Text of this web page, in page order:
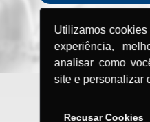
Utilizamos
experiência,
analisar como
site e personalizar
Recusar Cookies